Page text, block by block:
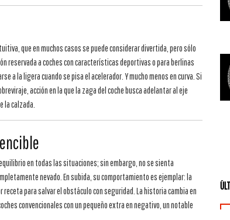
que en muchos casos se puede considerar divertida, pero sólo
reservada a coches con características deportivas o para berlinas
a la ligera cuando se pisa el acelerador. Y mucho menos en curva. Si
acción en la que la zaga del coche busca adelantar al eje
la calzada.
en todas las situaciones; sin embargo, no se sienta
nevado. En subida, su comportamiento es ejemplar: la
para salvar el obstáculo con seguridad. La historia cambia en
convencionales con un pequeño extra en negativo, un notable